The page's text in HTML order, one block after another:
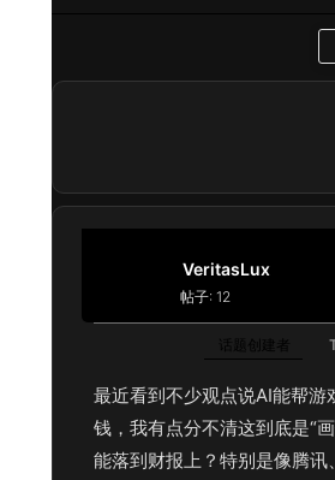
VeritasLux
帖子: 12
话题创建者
最近看到不少观点说AI能帮游
钱，我有点分不清这到底是“
能落到财报上？特别是像腾讯